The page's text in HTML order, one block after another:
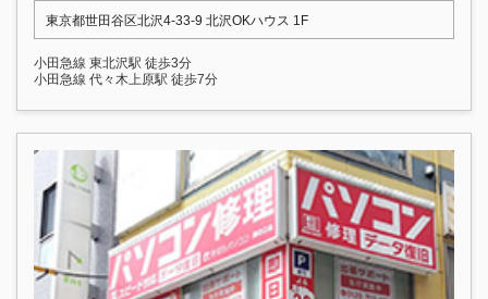
東京都世田谷区北沢4-33-9 北沢OKハウス 1F
小田急線 東北沢駅 徒歩3分
小田急線 代々木上原駅 徒歩7分